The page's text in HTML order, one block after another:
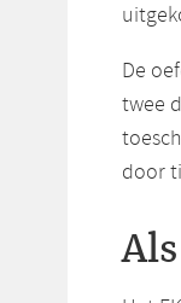
De
twee
door